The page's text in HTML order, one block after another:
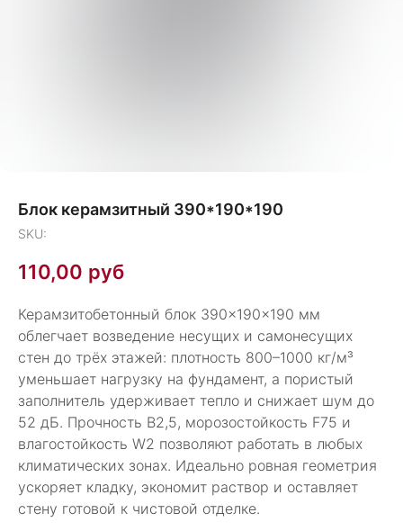
Блок керамзитный 390*190*190
SKU:
110,00 руб
Керамзитобетонный блок 390×190×190 мм
облегчает возведение несущих и самонесущих
стен до трёх этажей: плотность 800–1000 кг/м³
уменьшает нагрузку на фундамент, а пористый
заполнитель удерживает тепло и снижает шум до
52 дБ. Прочность В2,5, морозостойкость F75 и
влагостойкость W2 позволяют работать в любых
климатических зонах. Идеально ровная геометрия
ускоряет кладку, экономит раствор и оставляет
стену готовой к чистовой отделке.